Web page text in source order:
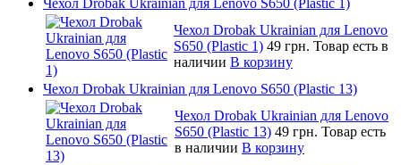
Чехол Drobak Ukrainian для Lenovo
S650 (Plastic 1) 49 грн. Товар есть в
наличии В корзину
Чехол Drobak Ukrainian для Lenovo S650 (Plastic 13)
Чехол Drobak Ukrainian для Lenovo
S650 (Plastic 13) 49 грн. Товар есть
в наличии В корзину